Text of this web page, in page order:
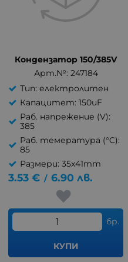
Кондензатор 150/385V
Арт.№: 247184
Тип: електролитен
Капацитет: 150uF
Раб. напрежение (V):
385
Раб. темература (°C):
85
Размери: 35x41mm
3.53 € / 6.90 лв.
бр.
КУПИ